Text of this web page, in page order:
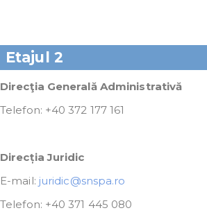
Etajul 2
Direcţia Generală Administrativă
Telefon: +40 372 177 161
Direcția Juridic
E-mail: juridic@snspa.ro
Telefon: +40 371 445 080